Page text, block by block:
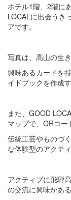
ホテル1階、2階に
LOCALに出会うき
アです。
写真は、高山の生
興味あるカードを
イドブックを作成
また、GOOD
マップで、QRコー
伝統工芸やものづ
な体験型のアクテ
アクティブに飛騨
の交流に興味があ